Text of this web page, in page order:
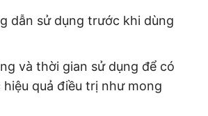
dẫn sử dụng trước khi dùng
và thời gian sử dụng để có
quả điều trị như mong